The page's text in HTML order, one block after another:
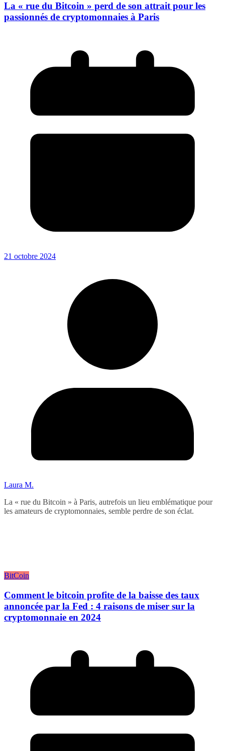
La « rue du Bitcoin » perd de son attrait pour les
passionnés de cryptomonnaies à Paris
21 octobre 2024
Laura M.
La « rue du Bitcoin » à Paris, autrefois un lieu emblématique pour
les amateurs de cryptomonnaies, semble perdre de son éclat.
BitCoin
Comment le bitcoin profite de la baisse des taux
annoncée par la Fed : 4 raisons de miser sur la
cryptomonnaie en 2024